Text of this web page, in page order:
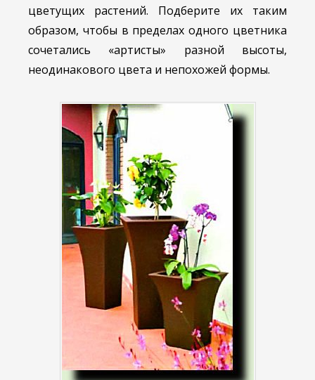
цветущих растений. Подберите их таким
образом, чтобы в пределах одного цветника
сочетались «артисты» разной высоты,
неодинакового цвета и непохожей формы.